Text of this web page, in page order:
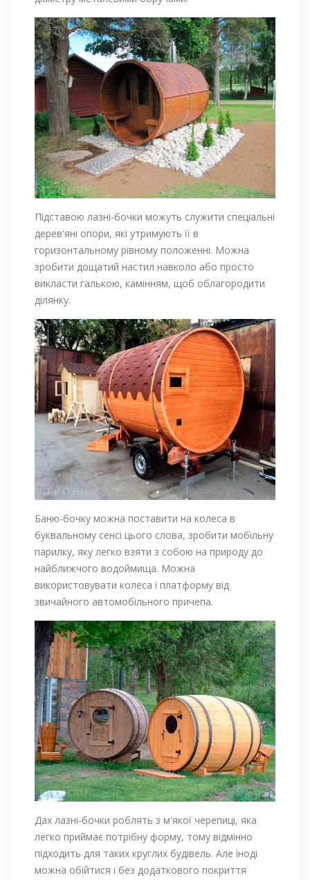
Підставою лазні-бочки можуть служити спеціальні
дерев'яні опори, які утримують її в
горизонтальному рівному положенні. Можна
зробити дощатий настил навколо або просто
викласти галькою, камінням, щоб облагородити
ділянку.
Баню-бочку можна поставити на колеса в
буквальному сенсі цього слова, зробити мобільну
парилку, яку легко взяти з собою на природу до
найближчого водоймища. Можна
використовувати колеса і платформу від
звичайного автомобільного причепа.
Дах лазні-бочки роблять з м'якої черепиці, яка
легко приймає потрібну форму, тому відмінно
підходить для таких круглих будівель. Але іноді
можна обійтися і без додаткового покриття